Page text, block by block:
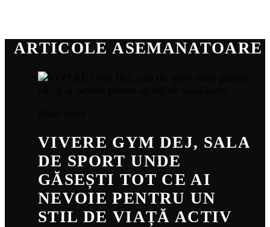
ARTICOLE ASEMANATOARE
VIVERE GYM DEJ, SALA
DE SPORT UNDE
GĂSEȘTI TOT CE AI
NEVOIE PENTRU UN
STIL DE VIAȚĂ ACTIV